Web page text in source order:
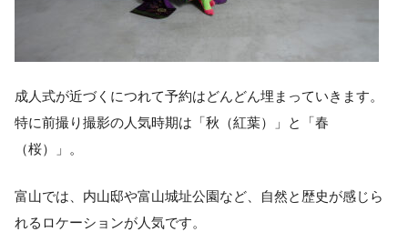
成人式が近づくにつれて予約はどんどん埋まっていきます。
特に前撮り撮影の人気時期は「秋（紅葉）」と「春
（桜）」。
富山では、内山邸や富山城址公園など、自然と歴史が感じら
れるロケーションが人気です。